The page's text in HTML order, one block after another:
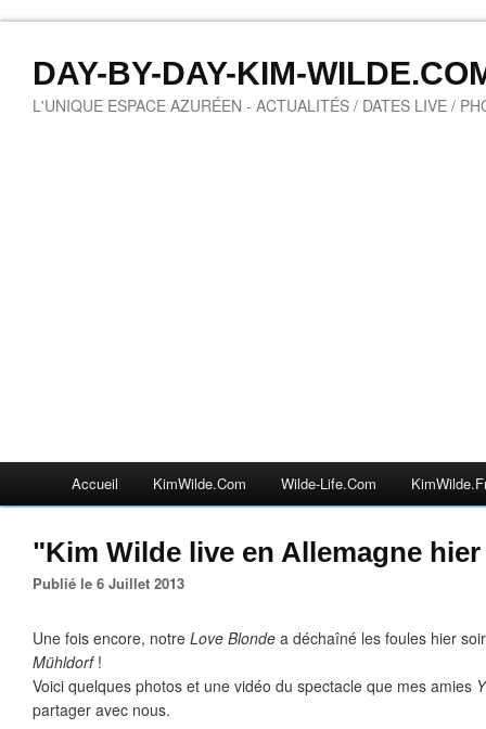
DAY-BY-DAY-KIM-
L'UNIQUE ESPACE AZURÉEN - ACTUALITÉS / DATES LIVE /
Accueil KimWilde.com Wilde-Life.com
"Kim Wilde live en Allemagne
Publié le 6 Juillet 2013
Une fois encore, notre Love Blonde a déchaîné les foules hier
Mühldorf!
Voici quelques photos et une vidéo du spectacle que mes amies
partager avec nous.